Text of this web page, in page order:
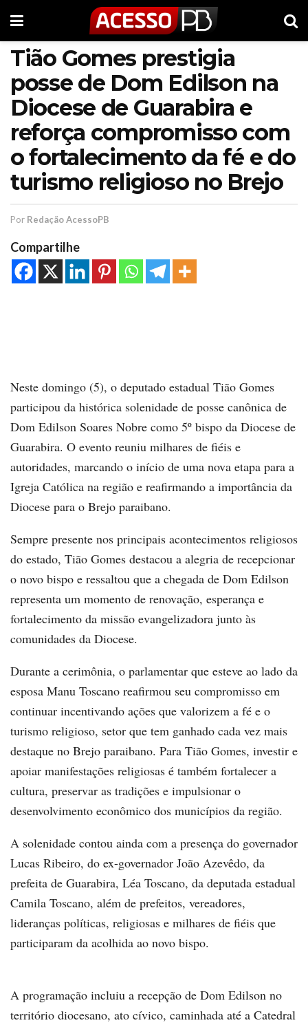
Tião Gomes prestigia
posse de Dom Edilson na
Diocese de Guarabira e
reforça compromisso com
o fortalecimento da fé e do
turismo religioso no Brejo
Por Redação AcessoPB
Compartilhe
Neste domingo (5), o deputado estadual Tião Gomes
participou da histórica solenidade de posse canônica de
Dom Edilson Soares Nobre como 5º bispo da Diocese de
Guarabira. O evento reuniu milhares de fiéis e
autoridades, marcando o início de uma nova etapa para a
Igreja Católica na região e reafirmando a importância da
Diocese para o Brejo paraibano.
Sempre presente nos principais acontecimentos religiosos
do estado, Tião Gomes destacou a alegria de recepcionar
o novo bispo e ressaltou que a chegada de Dom Edilson
representa um momento de renovação, esperança e
fortalecimento da missão evangelizadora junto às
comunidades da Diocese.
Durante a cerimônia, o parlamentar que esteve ao lado da
esposa Manu Toscano reafirmou seu compromisso em
continuar incentivando ações que valorizem a fé e o
turismo religioso, setor que tem ganhado cada vez mais
destaque no Brejo paraibano. Para Tião Gomes, investir e
apoiar manifestações religiosas é também fortalecer a
cultura, preservar as tradições e impulsionar o
desenvolvimento econômico dos municípios da região.
A solenidade contou ainda com a presença do governador
Lucas Ribeiro, do ex-governador João Azevêdo, da
prefeita de Guarabira, Léa Toscano, da deputada estadual
Camila Toscano, além de prefeitos, vereadores,
lideranças políticas, religiosas e milhares de fiéis que
participaram da acolhida ao novo bispo.
A programação incluiu a recepção de Dom Edilson no
território diocesano, ato cívico, caminhada até a Catedral